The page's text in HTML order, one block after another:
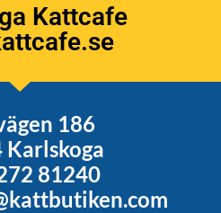
Kattcafe
186
Karlskoga
81240